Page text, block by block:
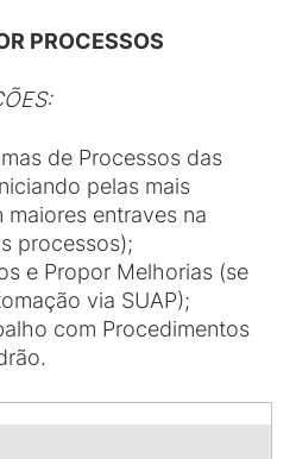
PROCESSOS
de Processos das
pelas mais
entraves na
processos);
e Propor Melhorias (se
via SUAP);
com Procedimentos